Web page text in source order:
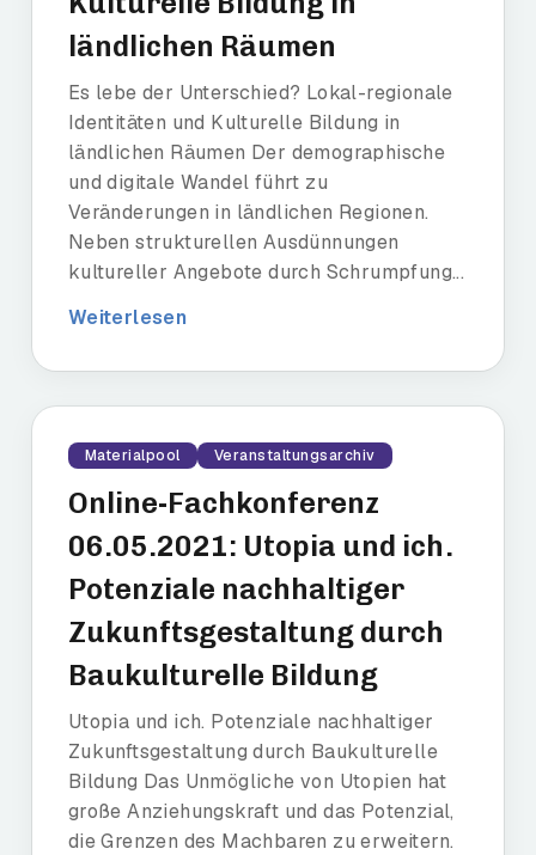
ländlichen Räumen
Es lebe der Unterschied? Lokal-regionale
Identitäten und Kulturelle Bildung in
ländlichen Räumen Der demographische
und digitale Wandel führt zu
Veränderungen in ländlichen Regionen.
Neben strukturellen Ausdünnungen
kultureller Angebote durch Schrumpfung...
Weiterlesen
Materialpool Veranstaltungsarchiv
Online-Fachkonferenz
06.05.2021: Utopia und ich.
Potenziale nachhaltiger
Zukunftsgestaltung durch
Baukulturelle Bildung
Utopia und ich. Potenziale nachhaltiger
Zukunftsgestaltung durch Baukulturelle
Bildung Das Unmögliche von Utopien hat
große Anziehungskraft und das Potenzial,
die Grenzen des Machbaren zu erweitern.